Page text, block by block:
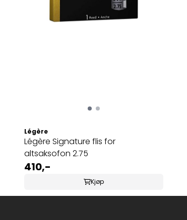
Légère
Légère Signature flis for
altsaksofon 2.75
410,-
Kjøp